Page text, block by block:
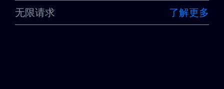
无限请求
了解更多